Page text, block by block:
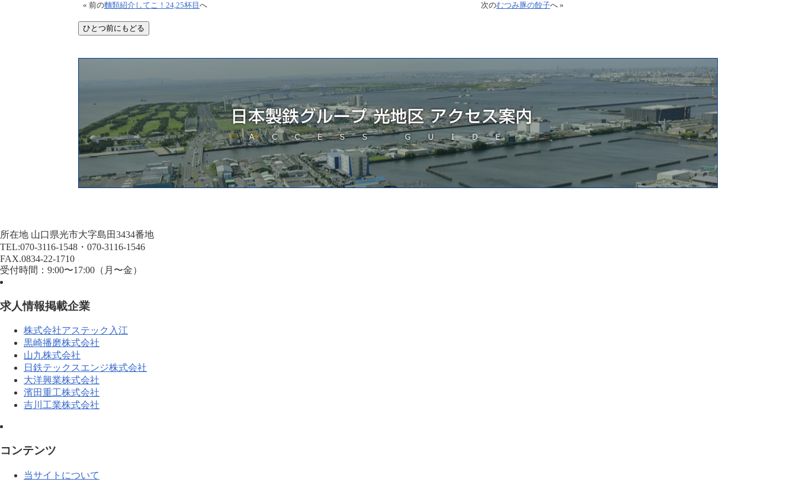
« 前の麵類紹介してこ！24,25杯目 へ 次のむつみ豚の餃子へ »
所在地 山口県光市大字島田3434番地
TEL:070-3116-1548・070-3116-1546
FAX.0834-22-1710
受付時間：9:00〜17:00（月〜金）
求人情報掲載企業
株式会社アステック入江
黒崎播磨株式会社
山九株式会社
日鉄テックスエンジ株式会社
大洋興業株式会社
濱田重工株式会社
吉川工業株式会社
コンテンツ
当サイトについて